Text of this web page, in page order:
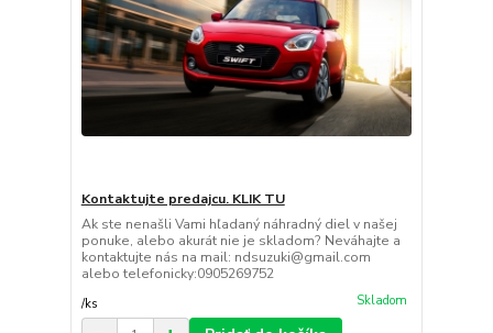
Kontaktujte predajcu. KLIK TU
Ak ste nenašli Vami hľadaný náhradný diel v našej
ponuke, alebo akurát nie je skladom? Neváhajte a
kontaktujte nás na mail: ndsuzuki@gmail.com
alebo telefonicky:0905269752
/ks Skladom